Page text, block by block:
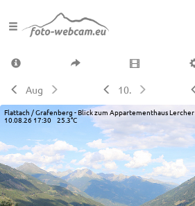
Aug 10.
Flattach / Grafenberg - Blick zum Appartementhaus Lercher
10.08.26 17:30 25.3°C